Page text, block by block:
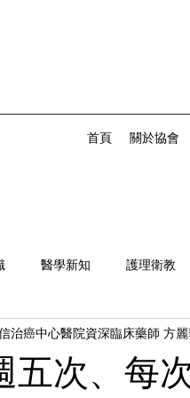
首頁 關於協會
醫學新知 護理衛教
五次、每
治癌中心醫院資深臨床藥師 方